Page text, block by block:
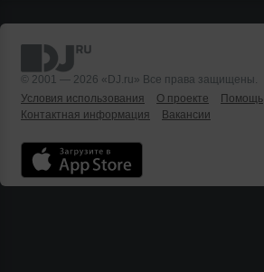
© 2001 — 2026 «DJ.ru» Все права защищены.
Условия использования
О проекте Помощь
Контактная информация
Вакансии